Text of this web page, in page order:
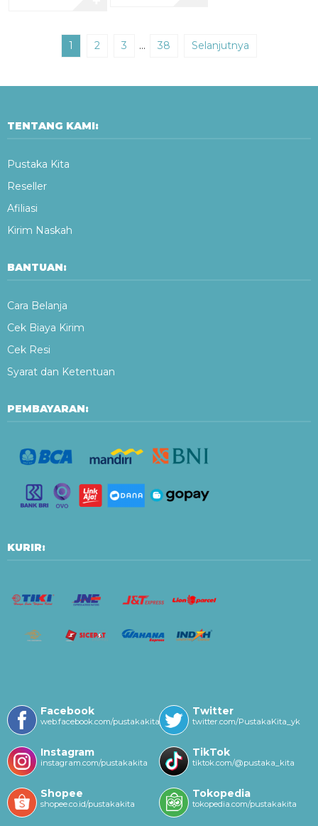
1 2 3 … 38 Selanjutnya
TENTANG KAMI:
Pustaka Kita
Reseller
Afiliasi
Kirim Naskah
BANTUAN:
Cara Belanja
Cek Biaya Kirim
Cek Resi
Syarat dan Ketentuan
PEMBAYARAN:
KURIR:
Facebook
web.facebook.com/pustakakitayk/
Twitter
twitter.com/PustakaKita_yk
Instagram
instagram.com/pustakakita
TikTok
tiktok.com/@pustaka_kita
Shopee
shopee.co.id/pustakakita
Tokopedia
tokopedia.com/pustakakita